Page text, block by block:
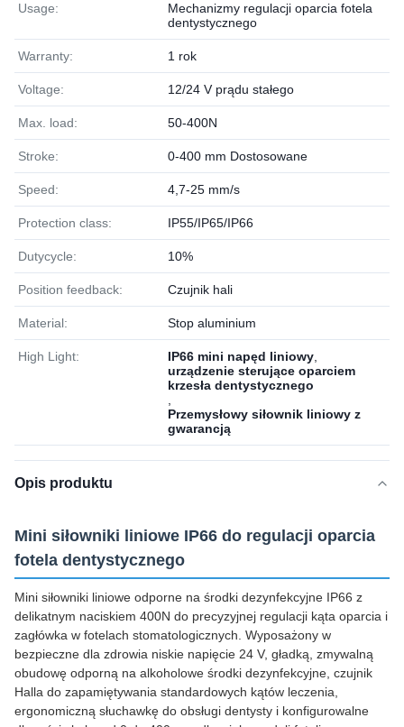
Usage:
Mechanizmy regulacji oparcia fotela
dentystycznego
Warranty: 1 rok
Voltage: 12/24 V prądu stałego
Max. load: 50-400N
Stroke: 0-400 mm Dostosowane
Speed: 4,7-25 mm/s
Protection class: IP55/IP65/IP66
Dutycycle: 10%
Position feedback: Czujnik hali
Material: Stop aluminium
High Light: IP66 mini napęd liniowy
urządzenie sterujące oparciem
krzesła dentystycznego
Przemysłowy siłownik liniowy z
gwarancją
Opis produktu
Mini siłowniki liniowe IP66 do regulacji oparcia
fotela dentystycznego
Mini siłowniki liniowe odporne na środki dezynfekcyjne IP66 z
delikatnym naciskiem 400N do precyzyjnej regulacji kąta oparcia i
zagłówka w fotelach stomatologicznych. Wyposażony w
bezpieczne dla zdrowia niskie napięcie 24 V, gładką, zmywalną
obudowę odporną na alkoholowe środki dezynfekcyjne, czujnik
Halla do zapamiętywania standardowych kątów leczenia,
ergonomiczną słuchawkę do obsługi dentysty i konfigurowalne